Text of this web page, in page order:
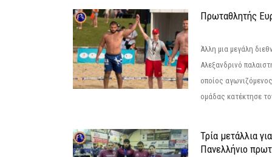
Πρωταθλητής
Άλλη μια μεγάλη
Αλεξανδρινό
οποίος
ομάδας κατέκτησε
Τρία μετάλλια
Πανελλήνιο